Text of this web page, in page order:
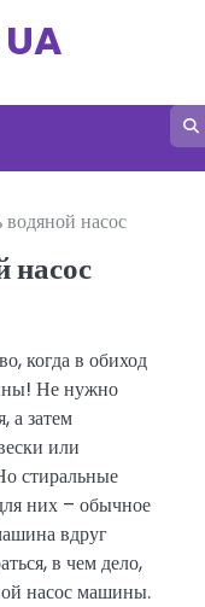
насос
насос
когда в обиход
Не нужно
а затем
или
стиральные
них – обычное
вдруг
в чем дело,
насос машины.